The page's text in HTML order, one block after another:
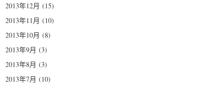
2013年12月 (15)
2013年11月 (10)
2013年10月 (8)
2013年9月 (3)
2013年8月 (3)
2013年7月 (10)